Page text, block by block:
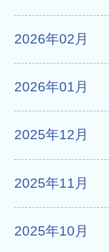
2026年02月
2026年01月
2025年12月
2025年11月
2025年10月